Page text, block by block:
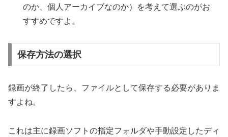
のか、個人アーカイブなのか）を考えて選ぶのがお
すすめですよ。
保存方法の選択
録画が終了したら、ファイルとして保存する必要がありま
すよね。
これは主に録画ソフトの指定フォルダや手動設定したディ